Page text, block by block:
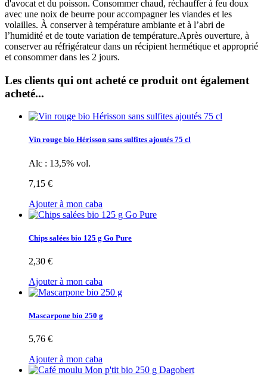
d'avocat et du poisson. Consommer chaud, réchauffer à feu doux
avec une noix de beurre pour accompagner les viandes et les
volailles. À conserver à température ambiante et à l’abri de
l’humidité et de toute variation de température.Après ouverture, à
conserver au réfrigérateur dans un récipient hermétique et approprié
et consommer dans les 2 jours.
Les clients qui ont acheté ce produit ont également
acheté...
Vin rouge bio Hérisson sans sulfites ajoutés 75 cl
Alc : 13,5% vol.
7,15 €
Ajouter à mon caba
Chips salées bio 125 g Go Pure
2,30 €
Ajouter à mon caba
Mascarpone bio 250 g
5,76 €
Ajouter à mon caba